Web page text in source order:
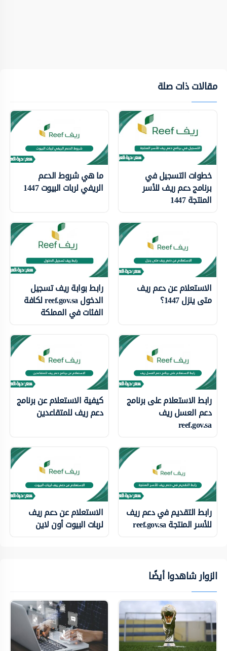
مقالات ذات صلة
خطوات التسجيل في
برنامج دعم ريف للأسر
المنتجة 1447
ما هي شروط الدعم
الريفي لربات البيوت 1447
الاستعلام عن دعم ريف
متى ينزل 1447؟
رابط بوابة ريف تسجيل
الدخول reef.gov.sa لكافة
الفئات في المملكة
رابط الاستعلام على برنامج
دعم العسل ريف
reef.gov.sa
كيفية الاستعلام عن برنامج
دعم ريف للمتقاعدين
رابط التقديم في دعم ريف
للأسر المنتجة reef.gov.sa
الاستعلام عن دعم ريف
لربات البيوت أون لاين
الزوار شاهدوا أيضًا